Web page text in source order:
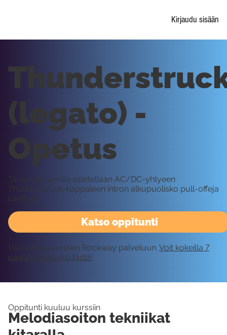
Kirjaudu sisään
Katso oppitunti
(legato) -
Opetus
Tällä oppitunnilla opetellaan AC/DC-yhtyeen
Thunderstruck-kappaleen intron alkupuolisko pull-offeja
käyttäen.
Vaatii kirjautumisen Rockway palveluun. Voit kokeilla 7
päivää ilmaiseksi tästä!
Oppitunti kuuluu kurssiin
Melodiasoiton tekniikat